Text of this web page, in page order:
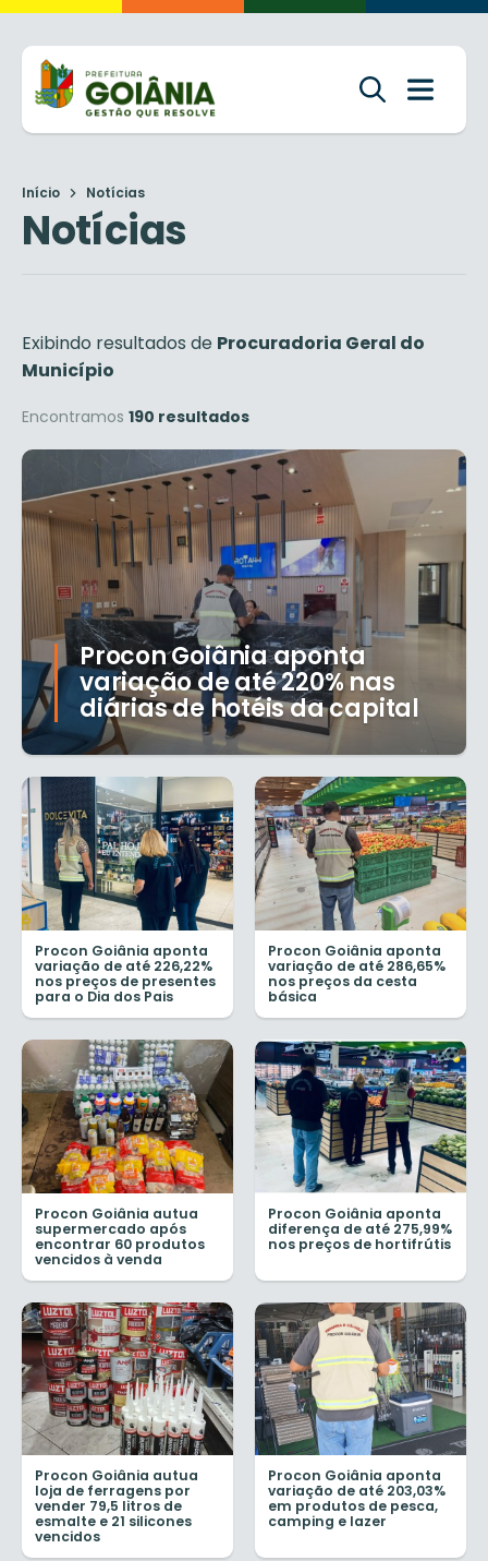
Início Notícias
Notícias
Exibindo resultados de Procuradoria Geral do
Município
Encontramos 190 resultados
Procon Goiânia aponta
variação de até 220% nas
diárias de hotéis da capital
Procon Goiânia aponta
variação de até 226,22%
nos preços de presentes
para o Dia dos Pais
Procon Goiânia aponta
variação de até 286,65%
nos preços da cesta
básica
Procon Goiânia autua
supermercado após
encontrar 60 produtos
vencidos à venda
Procon Goiânia aponta
diferença de até 275,99%
nos preços de hortifrútis
Procon Goiânia autua
loja de ferragens por
vender 79,5 litros de
esmalte e 21 silicones
vencidos
Procon Goiânia aponta
variação de até 203,03%
em produtos de pesca,
camping e lazer